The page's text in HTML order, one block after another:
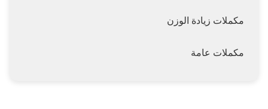
مكملات زيادة الوزن
مكملات عامة